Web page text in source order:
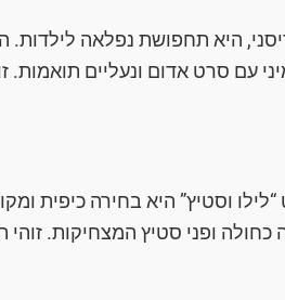
היא תחפושת נפלאה
עם סרט אדום ונעליים
וסטיץ” היא בחירה כיפית
כחולה ופני סטיץ המצחיקות.